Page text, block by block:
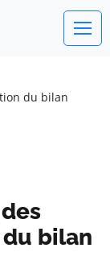
du bilan
bilan